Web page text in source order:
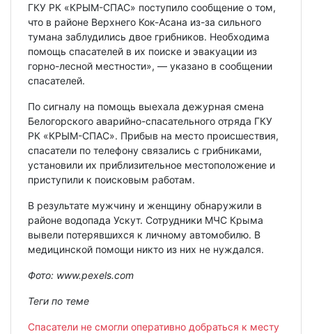
ГКУ РК «КРЫМ-СПАС» поступило сообщение о том,
что в районе Верхнего Кок-Асана из-за сильного
тумана заблудились двое грибников. Необходима
помощь спасателей в их поиске и эвакуации из
горно-лесной местности», — указано в сообщении
спасателей.
По сигналу на помощь выехала дежурная смена
Белогорского аварийно-спасательного отряда ГКУ
РК «КРЫМ-СПАС». Прибыв на место происшествия,
спасатели по телефону связались с грибниками,
установили их приблизительное местоположение и
приступили к поисковым работам.
В результате мужчину и женщину обнаружили в
районе водопада Ускут. Сотрудники МЧС Крыма
вывели потерявшихся к личному автомобилю. В
медицинской помощи никто из них не нуждался.
Фото: www.pexels.com
Теги по теме
Спасатели не смогли оперативно добраться к месту